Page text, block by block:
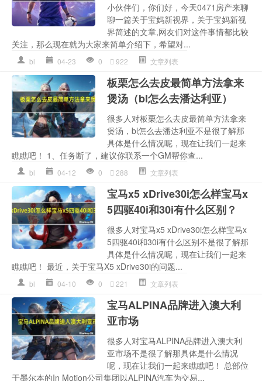
小伙伴们，你们好，今天0471房产来聊
聊一篇关于宝妈新视界，关于宝妈新视
界简述的文章,网友们对这件事情都比较
关注，那么现在就为大家来简单介绍下，希望对...
bl 04-23 0 922 文章列表
板栗怎么去皮最简单方法拿来
煲汤（bl怎么去潘达利亚）
很多人对板栗怎么去皮最简单方法拿来
煲汤，bl怎么去潘达利亚不是很了解那
具体是什么情况呢，现在让我们一起来
瞧瞧吧！ 1、任务断了，建议你联系一个GM帮你查...
bl 04-12 0 288 文章列表
宝马x5 xDrive30i怎么样宝马x
5四驱40i和30i有什么区别？
很多人对宝马x5 xDrive30i怎么样宝马x
5四驱40i和30i有什么区别不是很了解那
具体是什么情况呢，现在让我们一起来
瞧瞧吧！ 最近，关于宝马X5 xDrive30i的问题...
bl 04-10 0 221 文章列表
宝马ALPINA品牌进入澳大利
亚市场
很多人对宝马ALPINA品牌进入澳大利
亚市场不是很了解那具体是什么情况
呢，现在让我们一起来瞧瞧吧！ 总部位
于墨尔本的In Motion公司集团以ALPINA汽车为交易...